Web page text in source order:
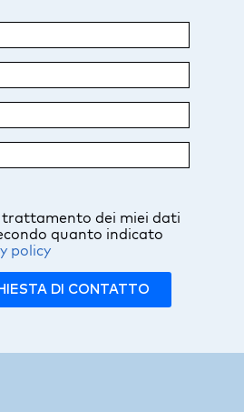
dei miei dati
quanto indicato
policy
DI CONTATTO